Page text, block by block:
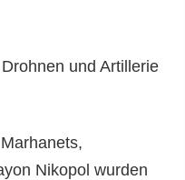
und Artillerie
Nikopol wurden